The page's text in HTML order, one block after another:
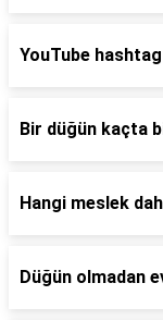
YouTube
Bir düğün kaçta
Hangi meslek
Düğün olmadan